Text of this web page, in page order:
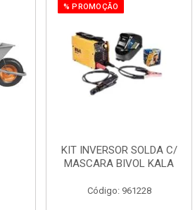
% PROMOÇÃO
KIT INVERSOR SOLDA C/
MASCARA BIVOL KALA
Código: 961228